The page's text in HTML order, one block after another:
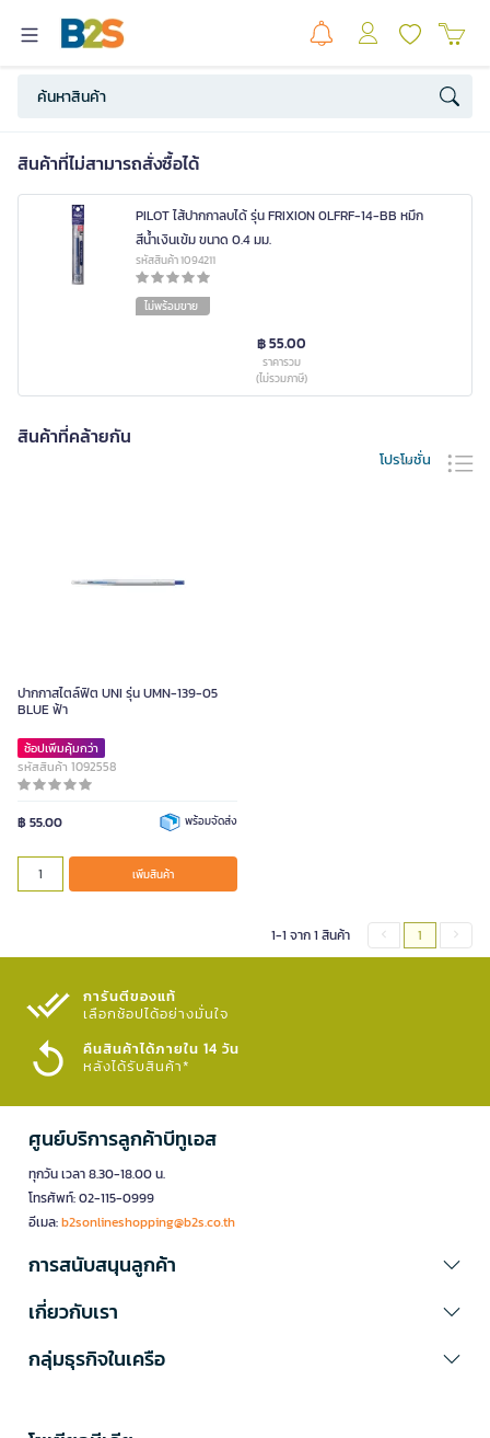
สินค้าที่ไม่สามารถสั่งซื้อได้
PILOT ไส้ปากกาลบได้ รุ่น FRIXION 0LFRF-14-BB หมึก
สีน้ำเงินเข้ม ขนาด 0.4 มม.
รหัสสินค้า 1094211
ไม่พร้อมขาย
฿ 55.00
ราคารวม
(ไม่รวมภาษี)
สินค้าที่คล้ายกัน
โปรโมชั่น
ปากกาสไตล์ฟิต UNI รุ่น UMN-139-05
BLUE ฟ้า
ช้อปเพิ่มคุ้มกว่า
รหัสสินค้า 1092558
฿ 55.00 พร้อมจัดส่ง
เพิ่มสินค้า
1-1 จาก 1 สินค้า 1
การันตีของแท้
เลือกช้อปได้อย่างมั่นใจ​
คืนสินค้าได้ภายใน 14 วัน
หลังได้รับสินค้า*
ศูนย์บริการลูกค้าบีทูเอส
ทุกวัน เวลา 8.30-18.00 น.
โทรศัพท์: 02-115-0999
อีเมล:b2sonlineshopping@b2s.co.th
การสนับสนุนลูกค้า
เกี่ยวกับเรา
กลุ่มธุรกิจในเครือ